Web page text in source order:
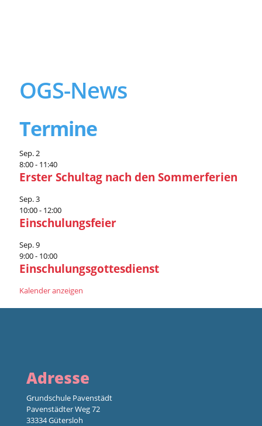
OGS-News
Termine
Sep.2
8:00- 11:40
Erster Schultag nach den Sommerferien
Sep.3
10:00- 12:00
Einschulungsfeier
Sep.9
9:00- 10:00
Einschulungsgottesdienst
Kalender anzeigen
Adresse
Grundschule Pavenstädt
Pavenstädter Weg 72
33334 Gütersloh